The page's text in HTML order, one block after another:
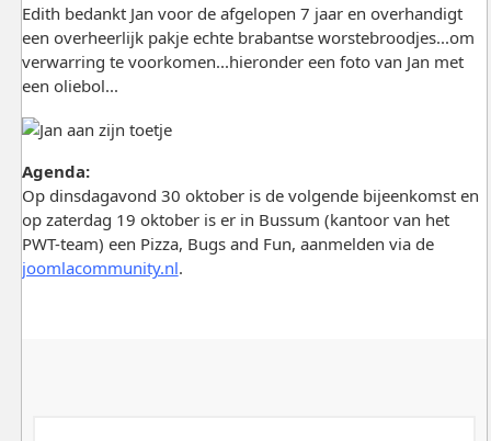
Edith bedankt Jan voor de afgelopen 7 jaar en overhandigt
een overheerlijk pakje echte brabantse worstebroodjes...om
verwarring te voorkomen...hieronder een foto van Jan met
een oliebol...
Agenda:
Op dinsdagavond 30 oktober is de volgende bijeenkomst en
op zaterdag 19 oktober is er in Bussum (kantoor van het
PWT-team) een Pizza, Bugs and Fun, aanmelden via de
joomlacommunity.nl.